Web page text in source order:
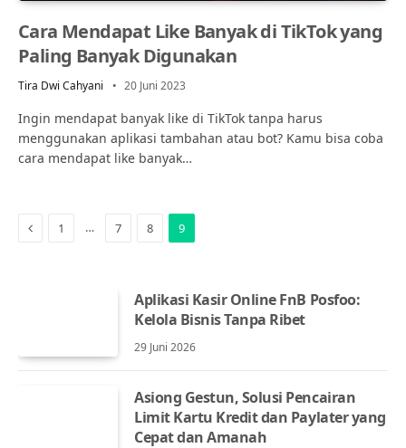
Cara Mendapat Like Banyak di TikTok yang
Paling Banyak Digunakan
Tira Dwi Cahyani 20 Juni 2023
Ingin mendapat banyak like di TikTok tanpa harus
menggunakan aplikasi tambahan atau bot? Kamu bisa coba
cara mendapat like banyak…
Previous
1 … 7 8 9
Aplikasi Kasir Online FnB Posfoo:
Kelola Bisnis Tanpa Ribet
29 Juni 2026
Asiong Gestun, Solusi Pencairan
Limit Kartu Kredit dan Paylater yang
Cepat dan Amanah